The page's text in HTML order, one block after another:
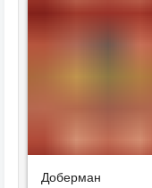
Доберман